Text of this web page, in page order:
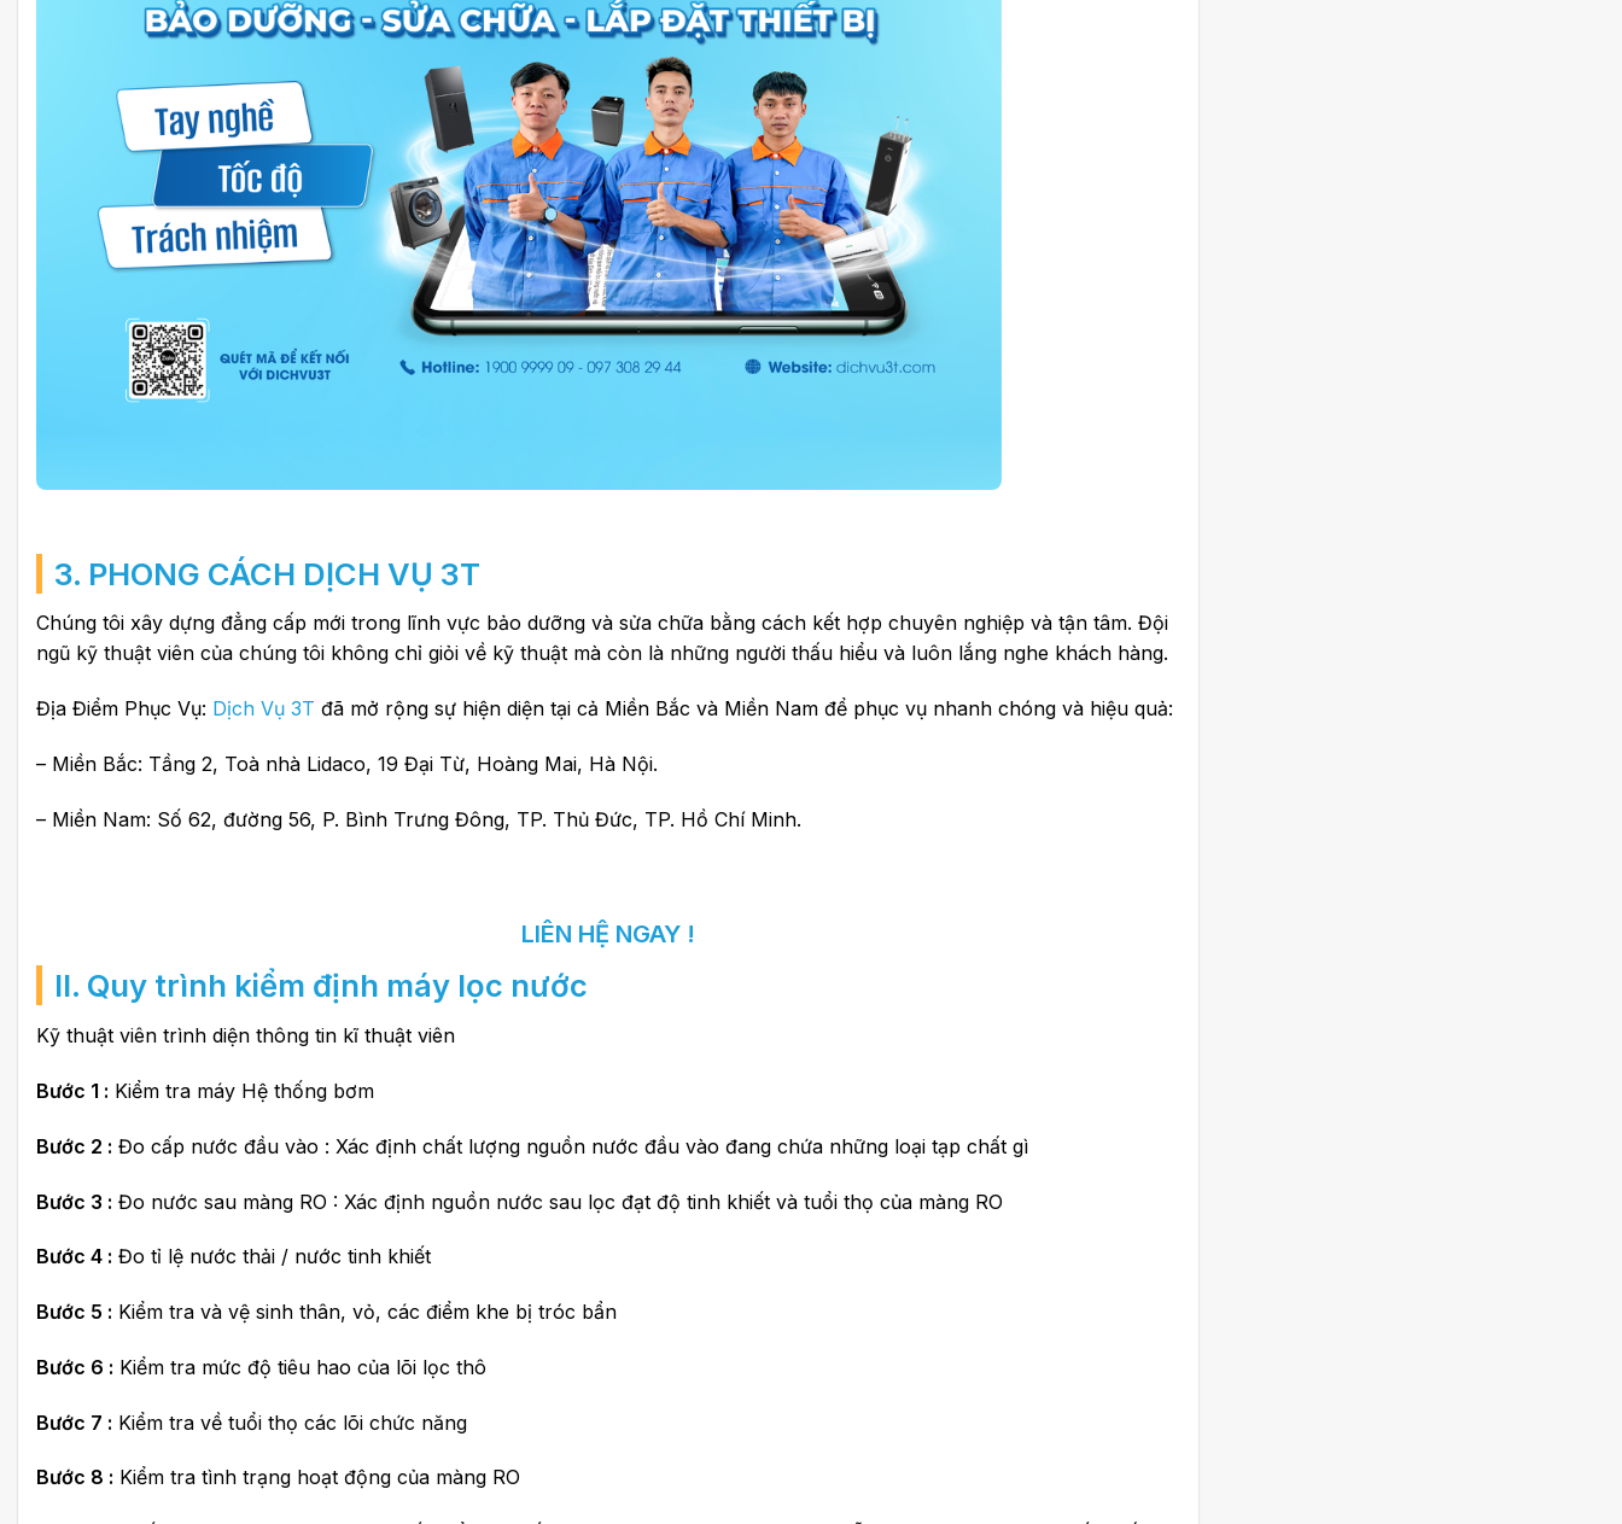
3. PHONG CÁCH DỊCH VỤ 3T
Chúng tôi xây dựng đẳng cấp mới trong lĩnh vực bảo dưỡng và sửa chữa bằng cách kết hợp chuyên nghiệp và tận tâm. Đội
ngũ kỹ thuật viên của chúng tôi không chỉ giỏi về kỹ thuật mà còn là những người thấu hiểu và luôn lắng nghe khách hàng.
Địa Điểm Phục Vụ: Dịch Vụ 3T đã mở rộng sự hiện diện tại cả Miền Bắc và Miền Nam để phục vụ nhanh chóng và hiệu quả:
– Miền Bắc: Tầng 2, Toà nhà Lidaco, 19 Đại Từ, Hoàng Mai, Hà Nội.
– Miền Nam: Số 62, đường 56, P. Bình Trưng Đông, TP. Thủ Đức, TP. Hồ Chí Minh.
LIÊN HỆ NGAY !
II. Quy trình kiểm định máy lọc nước
Kỹ thuật viên trình diện thông tin kĩ thuật viên
Bước 1 : Kiểm tra máy Hệ thống bơm
Bước 2 : Đo cấp nước đầu vào : Xác định chất lượng nguồn nước đầu vào đang chứa những loại tạp chất gì
Bước 3 : Đo nước sau màng RO : Xác định nguồn nước sau lọc đạt độ tinh khiết và tuổi thọ của màng RO
Bước 4 : Đo tỉ lệ nước thải / nước tinh khiết
Bước 5 : Kiểm tra và vệ sinh thân, vỏ, các điểm khe bị tróc bẩn
Bước 6 : Kiểm tra mức độ tiêu hao của lõi lọc thô
Bước 7 : Kiểm tra về tuổi thọ các lõi chức năng
Bước 8 : Kiểm tra tình trạng hoạt động của màng RO